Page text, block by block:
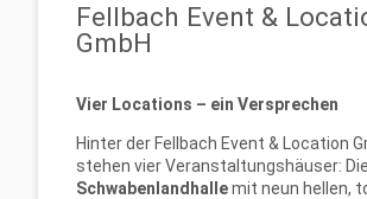
Fellbach Event &
GmbH
Vier Locations – ein Versprechen
Hinter der Fellbach Event & Location
stehen vier Veranstaltungshäuser: Die
Schwabenlandhallemit neun hellen,